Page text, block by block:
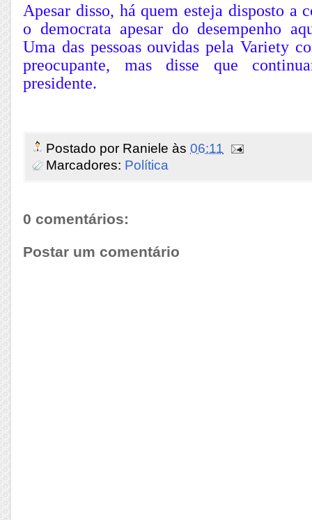
Apesar disso, há quem esteja disposto a
o democrata apesar do desempenho
Uma das pessoas ouvidas pela Variety
preocupante, mas disse que
presidente.
Postado por Raniele às 06:11
Marcadores: Política
0 comentários:
Postar um comentário